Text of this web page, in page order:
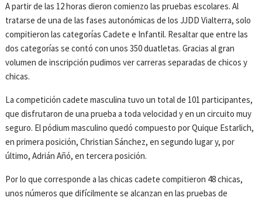
A partir de las 12 horas dieron comienzo las pruebas escolares. Al
tratarse de una de las fases autonómicas de los JJDD Vialterra, solo
compitieron las categorías Cadete e Infantil. Resaltar que entre las
dos categorías se contó con unos 350 duatletas. Gracias al gran
volumen de inscripción pudimos ver carreras separadas de chicos y
chicas.
La competición cadete masculina tuvo un total de 101 participantes,
que disfrutaron de una prueba a toda velocidad y en un circuito muy
seguro. El pódium masculino quedó compuesto por Quique Estarlich,
en primera posición, Christian Sánchez, en segundo lugar y, por
último, Adrián Añó, en tercera posición.
Por lo que corresponde a las chicas cadete compitieron 48 chicas,
unos números que difícilmente se alcanzan en las pruebas de